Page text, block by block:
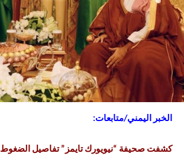
الخبر اليمني/متابعات:
كشفت صحيفة “نيويورك تايمز” تفاصيل الضغوط